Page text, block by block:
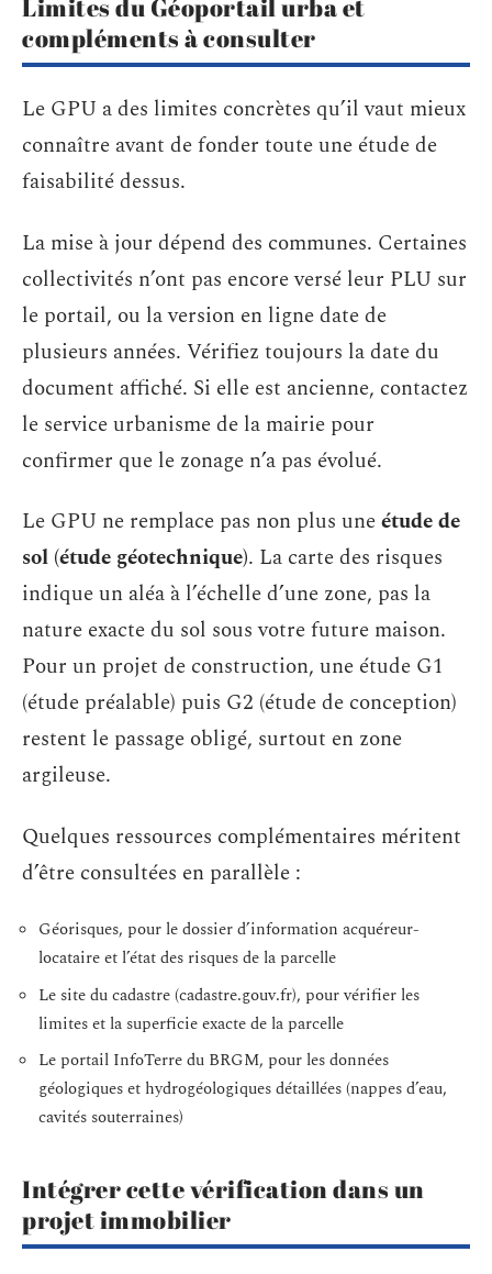
Limites du Géoportail urba et
compléments à consulter
Le GPU a des limites concrètes qu’il vaut mieux
connaître avant de fonder toute une étude de
faisabilité dessus.
La mise à jour dépend des communes. Certaines
collectivités n’ont pas encore versé leur PLU sur
le portail, ou la version en ligne date de
plusieurs années. Vérifiez toujours la date du
document affiché. Si elle est ancienne, contactez
le service urbanisme de la mairie pour
confirmer que le zonage n’a pas évolué.
Le GPU ne remplace pas non plus uneétude de
sol (étude géotechnique). La carte des risques
indique un aléa à l’échelle d’une zone, pas la
nature exacte du sol sous votre future maison.
Pour un projet de construction, une étude G1
(étude préalable) puis G2 (étude de conception)
restent le passage obligé, surtout en zone
argileuse.
Quelques ressources complémentaires méritent
d’être consultées en parallèle :
Géorisques, pour le dossier d’information acquéreur-
locataire et l’état des risques de la parcelle
Le site du cadastre (cadastre.gouv.fr), pour vérifier les
limites et la superficie exacte de la parcelle
Le portail InfoTerre du BRGM, pour les données
géologiques et hydrogéologiques détaillées (nappes d’eau,
cavités souterraines)
Intégrer cette vérification dans un
projet immobilier